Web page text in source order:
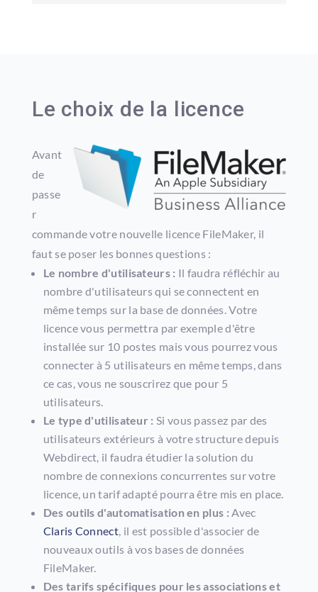
Le choix de la licence
Avant
de
passe
r
commande votre nouvelle licence FileMaker, il
faut se poser les bonnes questions :
Le nombre d'utilisateurs : Il faudra réfléchir au
nombre d'utilisateurs qui se connectent en
même temps sur la base de données. Votre
licence vous permettra par exemple d'être
installée sur 10 postes mais vous pourrez vous
connecter à 5 utilisateurs en même temps, dans
ce cas, vous ne souscrirez que pour 5
utilisateurs.
Le type d'utilisateur : Si vous passez par des
utilisateurs extérieurs à votre structure depuis
Webdirect, il faudra étudier la solution du
nombre de connexions concurrentes sur votre
licence, un tarif adapté pourra être mis en place.
Des outils d'automatisation en plus : Avec
Claris Connect, il est possible d'associer de
nouveaux outils à vos bases de données
FileMaker.
Des tarifs spécifiques pour les associations et